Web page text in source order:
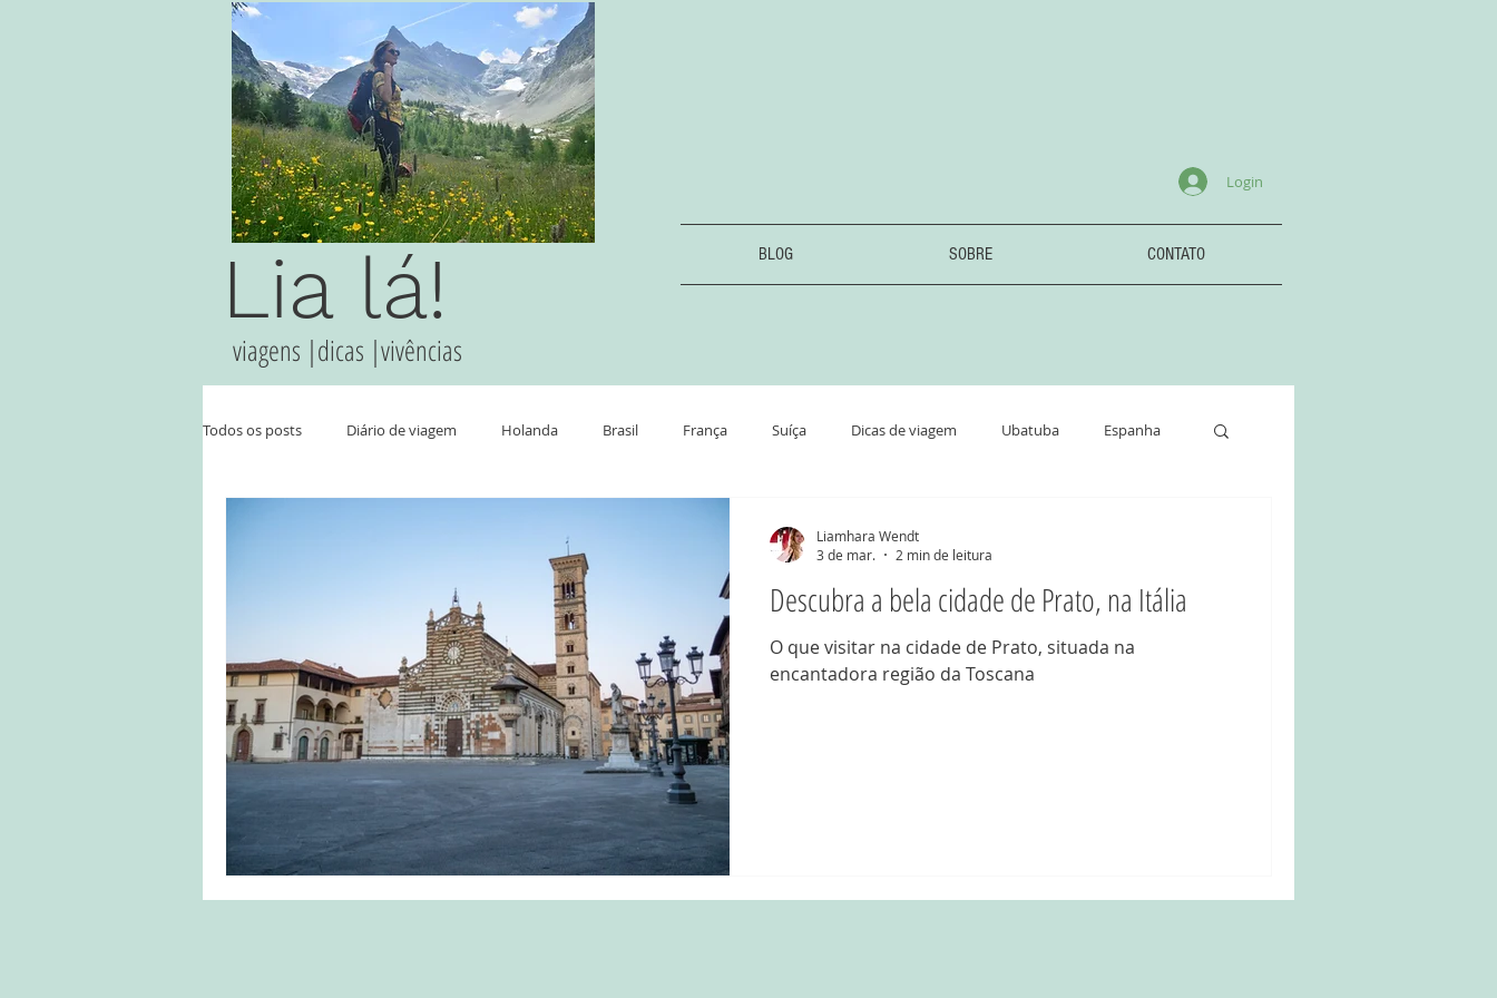
Lia lá!
Login
BLOG SOBRE CONTATO
viagens |dicas |vivências
Todos os posts Diário de viagem Holanda Brasil França Suíça Dicas de viagem Ubatuba Espanha
Descubra a bela cidade de Prato, na Itália
O que visitar na cidade de Prato, situada na
encantadora região da Toscana
Liamhara Wendt
3 de mar.
2 min de leitura